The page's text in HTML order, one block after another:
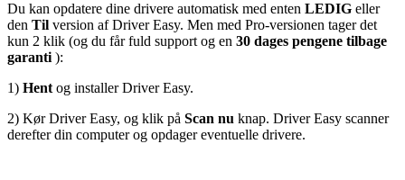
Du kan opdatere dine drivere automatisk med enten LEDIG eller
den Til version af Driver Easy. Men med Pro-versionen tager det
kun 2 klik (og du får fuld support og en 30 dages pengene tilbage
garanti ):
1) Hent og installer Driver Easy.
2) Kør Driver Easy, og klik på Scan nu knap. Driver Easy scanner
derefter din computer og opdager eventuelle drivere.